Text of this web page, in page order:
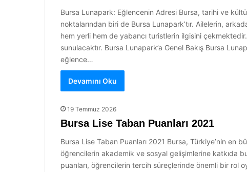
Bursa Lunapark: Eğlencenin Adresi Bursa, tarihi ve
noktalarından biri de Bursa Lunapark’tır. Ailelerin,
hem yerli hem de yabancı turistlerin ilgisini
sunulacaktır. Bursa Lunapark’a Genel Bakış Bursa
eğlence…
Devamını Oku
19 Temmuz 2026
Bursa Lise Taban Puanları 2021
Bursa Lise Taban Puanları 2021 Bursa, Türkiye’nin en
öğrencilerin akademik ve sosyal gelişimlerine katkıda
puanları, öğrencilerin tercih süreçlerinde önemli bir rol